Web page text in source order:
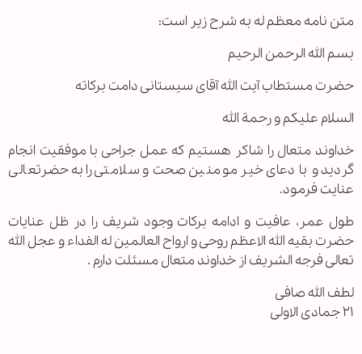
متن نامه معظم له به شرح زیر است:
بسم الله الرحمن الرحیم
حضرت مستطاب آیت الله آقای سیستانی دامت برکاته
السلام علیکم و رحمة الله
خداوند متعال را شاکر هستیم که عمل جراحی با موفقیت انجام
گردید و با دعای خیر مومنین صحت و سلامتی را به حضرتعالی
عنایت فرمود.
طول عمر، عافیت و ادامه برکات وجود شریف را در ظل عنایات
حضرت بقیه الله الاعظم روحی و ارواح العالمین له الفداء و عجل الله
تعالی فرجه الشریف از خداوند متعال مسئلت دارم .
لطف الله صافی
۲۱ جمادی الاولی